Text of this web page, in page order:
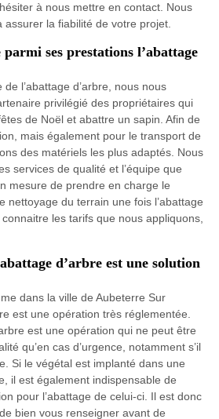
à nous mettre en contact. Nous
assurer la fiabilité de votre projet.
ses prestations l’abattage
l’abattage d’arbre, nous nous
privilégié des propriétaires qui
de Noël et abattre un sapin. Afin de
mais également pour le transport de
des matériels les plus adaptés. Nous
services de qualité et l’équipe que
mesure de prendre en charge le
nettoyage du terrain une fois l’abattage
les tarifs que nous appliquons,
d’arbre est une solution
dans la ville de Aubeterre Sur
est une opération très réglementée.
est une opération qui ne peut être
qu’en cas d’urgence, notamment s’il
Si le végétal est implanté dans une
il est également indispensable de
pour l’abattage de celui-ci. Il est donc
bien vous renseigner avant de